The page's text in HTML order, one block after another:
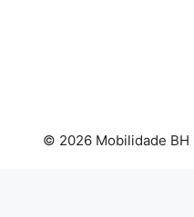
© 2026 Mobilidade BH